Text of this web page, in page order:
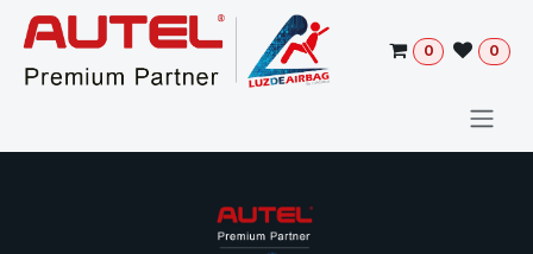
Pular para o conteúdo
0 0